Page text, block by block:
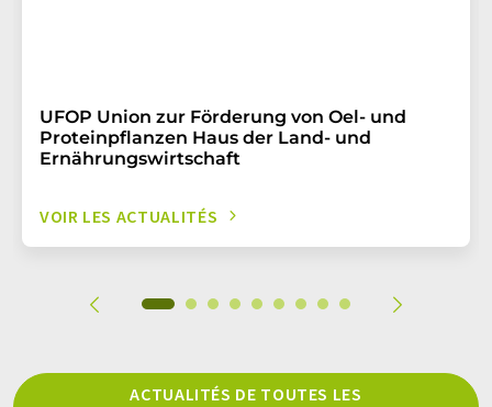
UFOP Union zur Förderung von Oel- und
Proteinpflanzen Haus der Land- und
Ernährungswirtschaft
VOIR LES ACTUALITÉS
ACTUALITÉS DE TOUTES LES